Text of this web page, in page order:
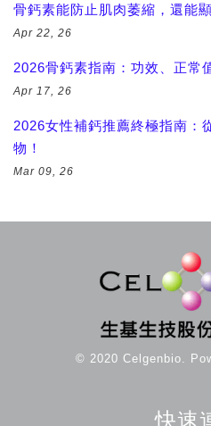
骨鈣素能防止肌肉萎縮，還能
Apr 22, 26
2026骨鈣素指南：功效、正常
Apr 17, 26
2026女性補鈣推薦終極指南：
物！
Mar 09, 26
© 2020 Celgenbio.
快速